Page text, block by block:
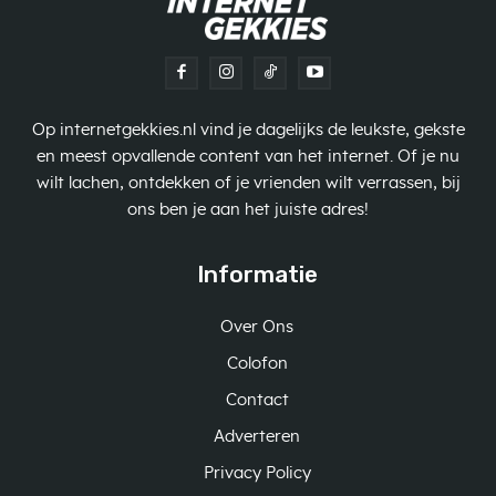
Op internetgekkies.nl vind je dagelijks de leukste, gekste
en meest opvallende content van het internet. Of je nu
wilt lachen, ontdekken of je vrienden wilt verrassen, bij
ons ben je aan het juiste adres!
Informatie
Over Ons
Colofon
Contact
Adverteren
Privacy Policy